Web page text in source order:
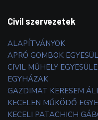
Civil szervezetek
ALAPÍTVÁNYOK
APRÓ GOMBOK
CIVIL MŰHELY
EGYHÁZAK
GAZDIMAT KERESEM
KECELEN MŰKÖDŐ
KECELI PATACHICH